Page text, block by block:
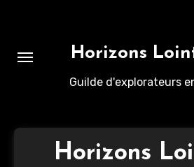
Horizons
Guilde d'explorateurs
Horizons